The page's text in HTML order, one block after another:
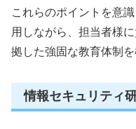
これらのポイントを意
用しながら、担当者様
拠した強固な教育体制
情報セキュリティ